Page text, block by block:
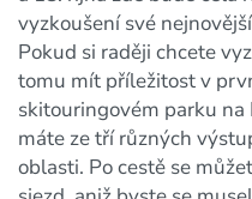
vyzkoušení své
Pokud si raději chcete
tomu mít příležitost v
skitouringovém parku
máte ze tří různých
oblasti. Po cestě se